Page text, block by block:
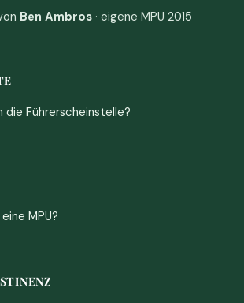
Ben Ambros · eigene MPU 2015
die Führerscheinstelle?
MPU?